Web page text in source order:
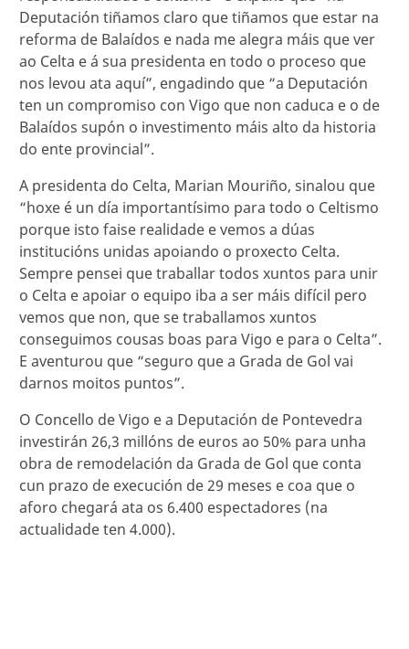
Deputación tiñamos claro que tiñamos que estar na
reforma de Balaídos e nada me alegra máis que ver
ao Celta e á sua presidenta en todo o proceso que
nos levou ata aquí”, engadindo que “a Deputación
ten un compromiso con Vigo que non caduca e o de
Balaídos supón o investimento máis alto da historia
do ente provincial”.
A presidenta do Celta, Marian Mouriño, sinalou que
“hoxe é un día importantísimo para todo o Celtismo
porque isto faise realidade e vemos a dúas
institucións unidas apoiando o proxecto Celta.
Sempre pensei que traballar todos xuntos para unir
o Celta e apoiar o equipo iba a ser máis difícil pero
vemos que non, que se traballamos xuntos
conseguimos cousas boas para Vigo e para o Celta”.
E aventurou que “seguro que a Grada de Gol vai
darnos moitos puntos”.
O Concello de Vigo e a Deputación de Pontevedra
investirán 26,3 millóns de euros ao 50% para unha
obra de remodelación da Grada de Gol que conta
cun prazo de execución de 29 meses e coa que o
aforo chegará ata os 6.400 espectadores (na
actualidade ten 4.000).